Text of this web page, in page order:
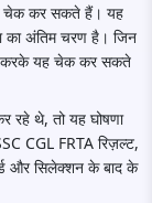
चेक कर सकते हैं। यह
का अंतिम चरण है। जिन
करके यह चेक कर सकते
रहे थे, तो यह घोषणा
CGL FRTA रिज़ल्ट,
और सिलेक्शन के बाद के